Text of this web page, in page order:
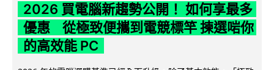
2026 買電腦新趨勢公開！ 如何享最多
優惠 從極致便攜到電競標竿 揀選啱你
的高效能 PC